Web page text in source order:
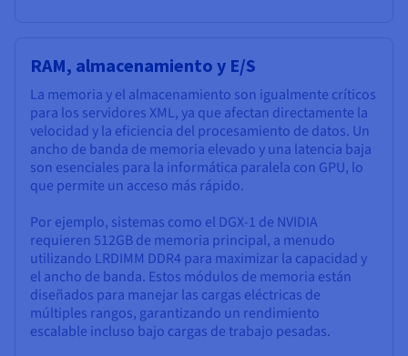
RAM, almacenamiento y E/S
La memoria y el almacenamiento son igualmente críticos
para los servidores XML, ya que afectan directamente la
velocidad y la eficiencia del procesamiento de datos. Un
ancho de banda de memoria elevado y una latencia baja
son esenciales para la informática paralela con GPU, lo
que permite un acceso más rápido.
Por ejemplo, sistemas como el DGX-1 de NVIDIA
requieren 512GB de memoria principal, a menudo
utilizando LRDIMM DDR4 para maximizar la capacidad y
el ancho de banda. Estos módulos de memoria están
diseñados para manejar las cargas eléctricas de
múltiples rangos, garantizando un rendimiento
escalable incluso bajo cargas de trabajo pesadas.